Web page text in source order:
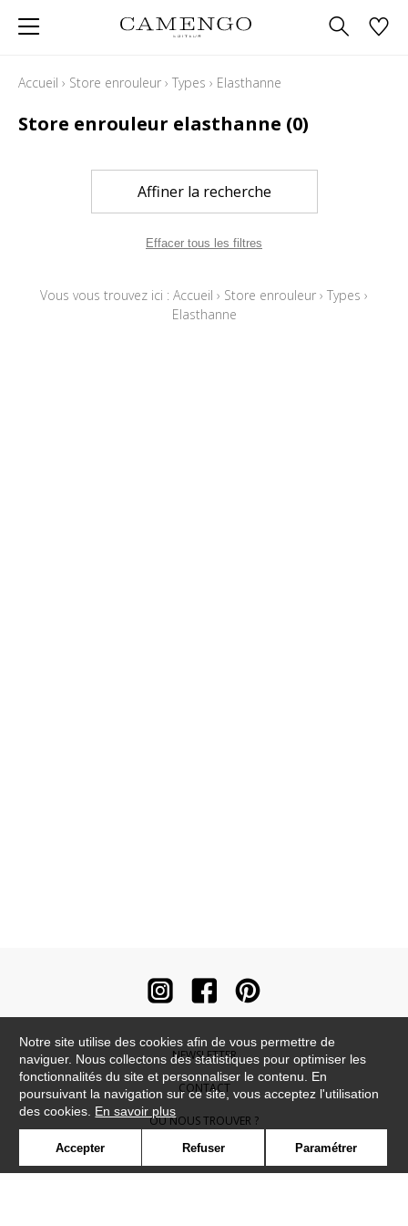
Accueil › Store enrouleur › Types › Elasthanne
Store enrouleur elasthanne (0)
Affiner la recherche
Effacer tous les filtres
Vous vous trouvez ici : Accueil › Store enrouleur › Types ›
Elasthanne
NEWSLETTER
CONTACT
OÙ NOUS TROUVER ?
CONTRACT
Notre site utilise des cookies afin de vous permettre de
naviguer. Nous collectons des statistiques pour optimiser les
fonctionnalités du site et personnaliser le contenu. En
poursuivant la navigation sur ce site, vous acceptez l'utilisation
des cookies. En savoir plus
Accepter Refuser Paramétrer